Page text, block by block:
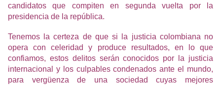
candidatos que compiten en segunda vuelta por la
presidencia de la república.
Tenemos la certeza de que si la justicia colombiana no
opera con celeridad y produce resultados, en lo que
confiamos, estos delitos serán conocidos por la justicia
internacional y los culpables condenados ante el mundo,
para vergüenza de una sociedad cuyas mejores